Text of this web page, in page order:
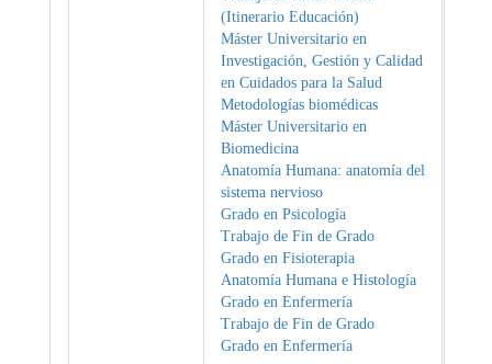
(Itinerario Educación)
Máster Universitario en
Investigación, Gestión y Calidad
en Cuidados para la Salud
Metodologías biomédicas
Máster Universitario en
Biomedicina
Anatomía Humana: anatomía del
sistema nervioso
Grado en Psicología
Trabajo de Fin de Grado
Grado en Fisioterapia
Anatomía Humana e Histología
Grado en Enfermería
Trabajo de Fin de Grado
Grado en Enfermería